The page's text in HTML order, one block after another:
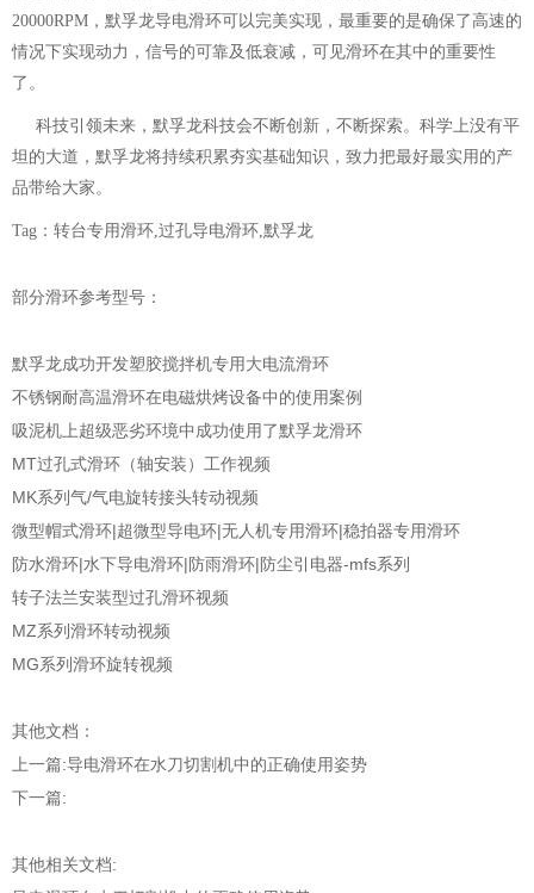
20000RPM，默孚龙导电滑环可以完美实现，最重要的是确保了高速的
情况下实现动力，信号的可靠及低衰减，可见滑环在其中的重要性
了。
科技引领未来，默孚龙科技会不断创新，不断探索。科学上没有平
坦的大道，默孚龙将持续积累夯实基础知识，致力把最好最实用的产
品带给大家。
Tag： 转台专用滑环 过孔导电滑环 默孚龙
部分滑环参考型号：
默孚龙成功开发塑胶搅拌机专用大电流滑环
不锈钢耐高温滑环在电磁烘烤设备中的使用案例
吸泥机上超级恶劣环境中成功使用了默孚龙滑环
MT过孔式滑环（轴安装）工作视频
MK系列气/气电旋转接头转动视频
微型帽式滑环|超微型导电环|无人机专用滑环|稳拍器专用滑环
防水滑环|水下导电滑环|防雨滑环|防尘引电器-mfs系列
转子法兰安装型过孔滑环视频
MZ系列滑环转动视频
MG系列滑环旋转视频
其他文档：
上一篇:导电滑环在水刀切割机中的正确使用姿势
下一篇:
其他相关文档: